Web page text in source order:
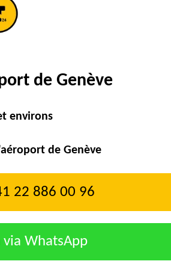
de Genève
environs
de Genève
22 886 00 96
via WhatsApp